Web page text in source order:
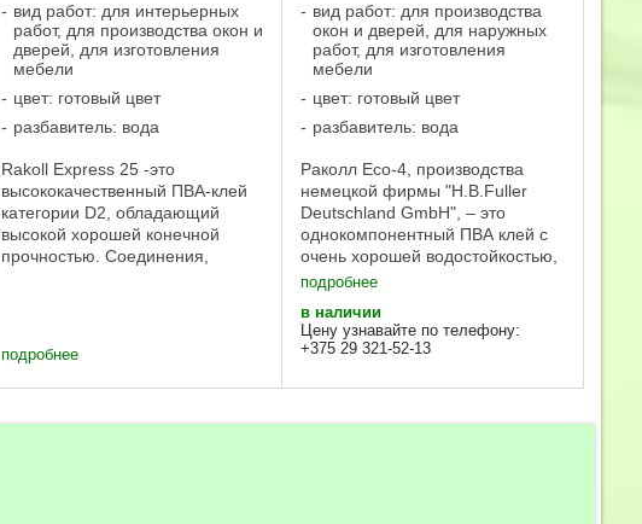
вид работ: для интерьерных
работ, для производства окон и
дверей, для изготовления
мебели
цвет: готовый цвет
разбавитель: вода
Rakoll Express 25 -это
высококачественный ПВА-клей
категории D2, обладающий
высокой хорошей конечной
прочностью. Соединения,
одновременно хорошей ...
подробнее
вид работ: для производства
окон и дверей, для наружных
работ, для изготовления
мебели
цвет: готовый цвет
разбавитель: вода
Раколл Eco-4, производства
немецкой фирмы "H.B.Fuller
Deutschland GmbH", – это
однокомпонентный ПВА клей с
очень хорошей водостойкостью,
отвечает всем требованиям
EN 14257 (WATT 91): 8 N/mm.
Преимущества: ...
подробнее
в наличии
Цену узнавайте по телефону:
+375 29 321-52-13